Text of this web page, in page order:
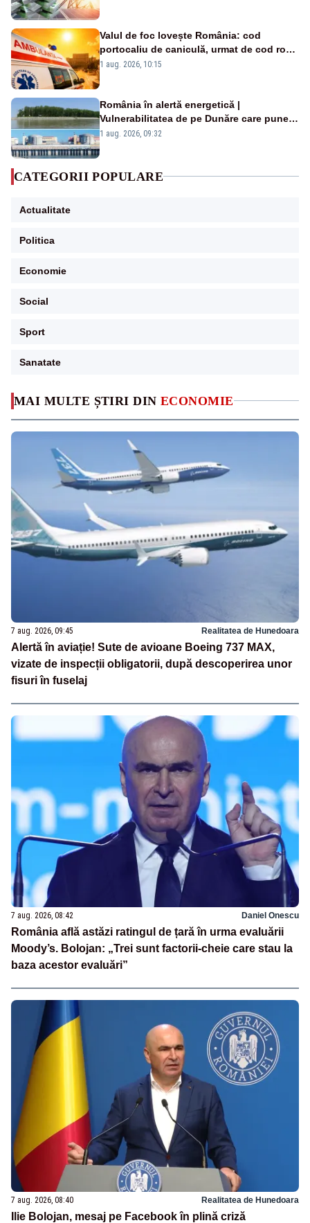
MAI MULTE ȘTIRI DIN ECONOMIE
7 aug. 2026, 09:45 Realitatea de Hunedoara
Alertă în aviație! Sute de avioane Boeing 737 MAX,
vizate de inspecții obligatorii, după descoperirea unor
fisuri în fuselaj
7 aug. 2026, 08:42 Daniel Onescu
România află astăzi ratingul de țară în urma evaluării
Moody’s. Bolojan: „Trei sunt factorii-cheie care stau la
baza acestor evaluări”
7 aug. 2026, 08:40 Realitatea de Hunedoara
Ilie Bolojan, mesaj pe Facebook în plină criză
Valul de foc lovește România: cod
portocaliu de caniculă, urmat de cod roșu
duminică. Temperaturile urcă spre 40°C
1 aug. 2026, 10:15
România în alertă energetică |
Vulnerabilitatea de pe Dunăre care pune
în pericol Centrala Cernavodă era
1 aug. 2026, 09:32
CATEGORII POPULARE
Actualitate
Politica
Economie
Social
Sport
Sanatate